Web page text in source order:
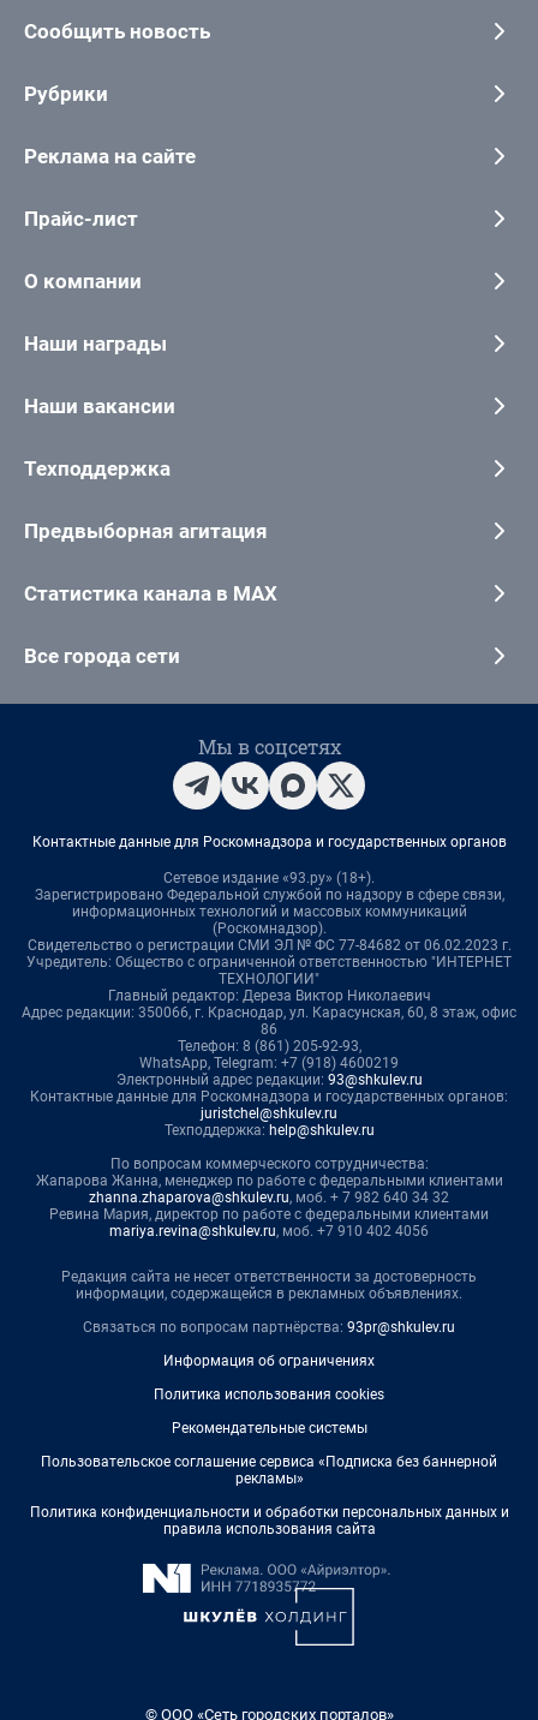
Сообщить новость
Рубрики
Реклама на сайте
Прайс-лист
О компании
Наши награды
Наши вакансии
Техподдержка
Предвыборная агитация
Статистика канала в MAX
Все города сети
Мы в соцсетях
Контактные данные для Роскомнадзора и государственных органов
Сетевое издание «93.ру» (18+).
Зарегистрировано Федеральной службой по надзору в сфере связи,
информационных технологий и массовых коммуникаций
(Роскомнадзор).
Свидетельство о регистрации СМИ ЭЛ № ФС 77-84682 от 06.02.2023 г.
Учредитель: Общество с ограниченной ответственностью "ИНТЕРНЕТ
ТЕХНОЛОГИИ"
Главный редактор: Дереза Виктор Николаевич
Адрес редакции: 350066, г. Краснодар, ул. Карасунская, 60, 8 этаж, офис
86
Телефон: 8 (861) 205-92-93,
WhatsApp, Telegram: +7 (918) 4600219
Электронный адрес редакции: 93@shkulev.ru
Контактные данные для Роскомнадзора и государственных органов:
juristchel@shkulev.ru
Техподдержка: help@shkulev.ru
По вопросам коммерческого сотрудничества:
Жапарова Жанна, менеджер по работе с федеральными клиентами
zhanna.zhaparova@shkulev.ru, моб. + 7 982 640 34 32
Ревина Мария, директор по работе с федеральными клиентами
mariya.revina@shkulev.ru, моб. +7 910 402 4056
Редакция сайта не несет ответственности за достоверность
информации, содержащейся в рекламных объявлениях.
Связаться по вопросам партнёрства: 93pr@shkulev.ru
Информация об ограничениях
Политика использования cookies
Рекомендательные системы
Пользовательское соглашение сервиса «Подписка без баннерной
рекламы»
Политика конфиденциальности и обработки персональных данных и
правила использования сайта
© ООО «Сеть городских порталов»